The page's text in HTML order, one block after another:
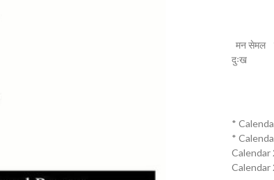
मन सेमल
दुःख
*
*
Calendar
Calendar